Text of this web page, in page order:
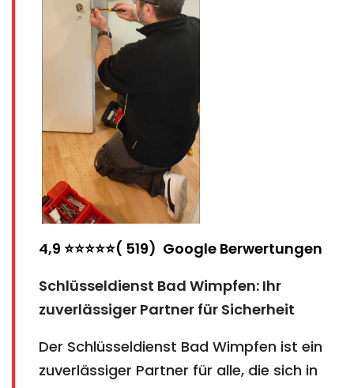
4,9 ⭐⭐⭐⭐⭐( 519) Google Berwertungen
Schlüsseldienst Bad Wimpfen: Ihr
zuverlässiger Partner für Sicherheit
Der Schlüsseldienst Bad Wimpfen ist ein
zuverlässiger Partner für alle, die sich in